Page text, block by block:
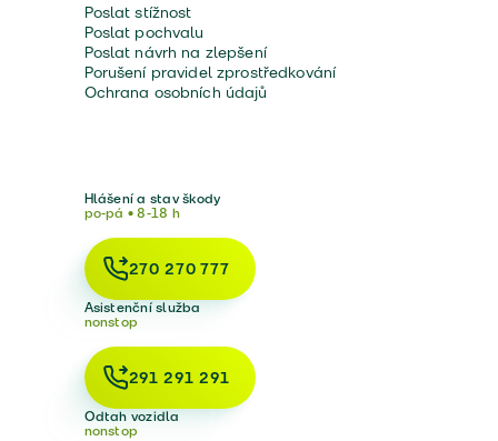
Poslat stížnost
Poslat pochvalu
Poslat návrh na zlepšení
Porušení pravidel zprostředkování
Ochrana osobních údajů
Hlášení a stav škody
po-pá • 8-18 h
270 270 777
Asistenční služba
nonstop
291 291 291
Odtah vozidla
nonstop